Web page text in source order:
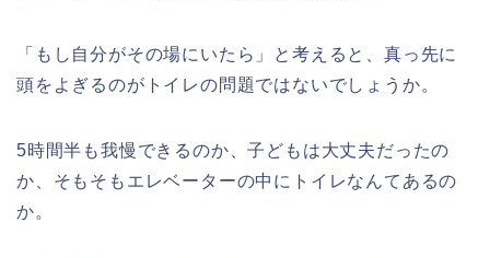
「もし自分がその場にいたら」と考えると、真っ先に
頭をよぎるのがトイレの問題ではないでしょうか。
5時間半も我慢できるのか、子どもは大丈夫だったの
か、そもそもエレベーターの中にトイレなんてあるの
か。